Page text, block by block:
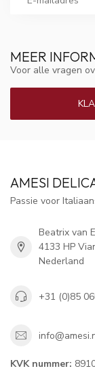
MEER
Voor alle vragen
AMESI
Passie voor
Beatrix van
4133 HP
Nederland
+31 (0)85
KVK nummer: